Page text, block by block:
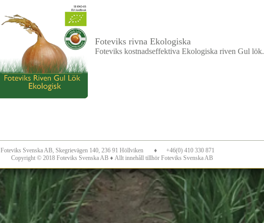
Foteviks Svenska AB, Skegrievägen 140, 236 91 Höllviken ♦
+46(0) 410 330 871
Copyright © 2018 Foteviks Svenska AB ♦ Allt innehåll tillhör Foteviks Svenska AB
Foteviks rivna Ekologiska
Foteviks kostnadseffektiva Ekologiska riven Gul lök.